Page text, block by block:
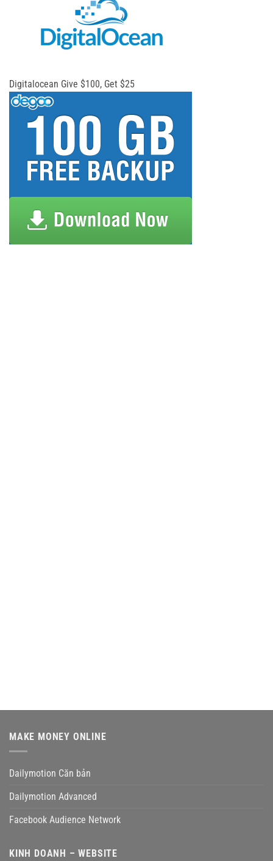
Digitalocean Give $100, Get $25
MAKE MONEY ONLINE
Dailymotion Căn bản
Dailymotion Advanced
Facebook Audience Network
KINH DOANH – WEBSITE